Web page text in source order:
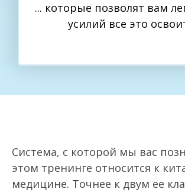
... которые позволят вам
усилий все это
Система, с которой мы вас
этом тренинге относится к
медицине. Точнее к двум ее